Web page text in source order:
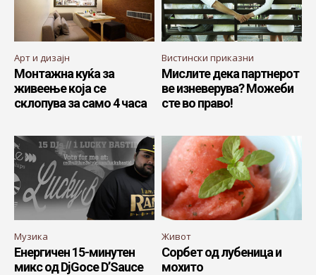
Арт и дизајн
Монтажна куќа за
живеење која се
склопува за само 4 часа
Вистински приказни
Мислите дека партнерот
ве изневерува? Можеби
сте во право!
Музика
Енергичен 15-минутен
микс од DjGoce D’Sauce
Живот
Сорбет од лубеница и
мохито